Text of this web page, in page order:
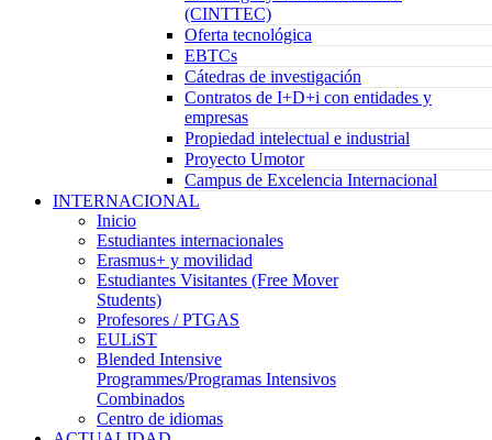
(CINTTEC)
Oferta tecnológica
EBTCs
Cátedras de investigación
Contratos de I+D+i con entidades y
empresas
Propiedad intelectual e industrial
Proyecto Umotor
Campus de Excelencia Internacional
INTERNACIONAL
Inicio
Estudiantes internacionales
Erasmus+ y movilidad
Estudiantes Visitantes (Free Mover
Students)
Profesores / PTGAS
EULiST
Blended Intensive
Programmes/Programas Intensivos
Combinados
Centro de idiomas